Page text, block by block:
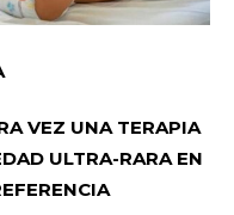
VEZ UNA TERAPIA
ULTRA-RARA EN